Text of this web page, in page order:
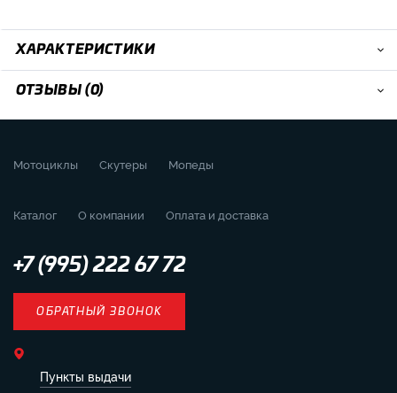
ХАРАКТЕРИСТИКИ
ОТЗЫВЫ (0)
Мотоциклы Скутеры Мопеды
Каталог О компании Оплата и доставка
+7 (995) 222 67 72
ОБРАТНЫЙ ЗВОНОК
Пункты выдачи